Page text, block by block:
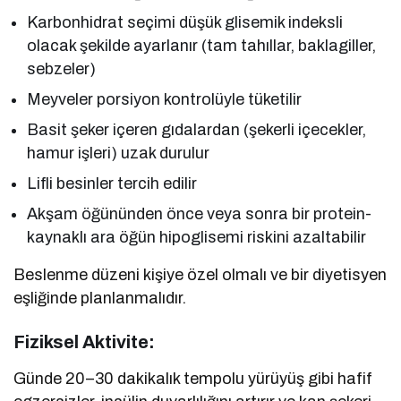
Karbonhidrat seçimi düşük glisemik indeksli
olacak şekilde ayarlanır (tam tahıllar, baklagiller,
sebzeler)
Meyveler porsiyon kontrolüyle tüketilir
Basit şeker içeren gıdalardan (şekerli içecekler,
hamur işleri) uzak durulur
Lifli besinler tercih edilir
Akşam öğününden önce veya sonra bir protein-
kaynaklı ara öğün hipoglisemi riskini azaltabilir
Beslenme düzeni kişiye özel olmalı ve bir diyetisyen
eşliğinde planlanmalıdır.
Fiziksel Aktivite:
Günde 20–30 dakikalık tempolu yürüyüş gibi hafif